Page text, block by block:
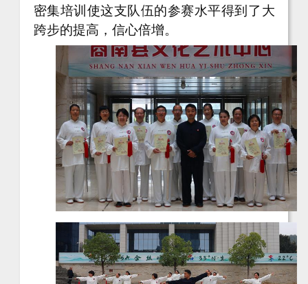
密集培训使这支队伍的参赛水平得到了大
跨步的提高，信心倍增。